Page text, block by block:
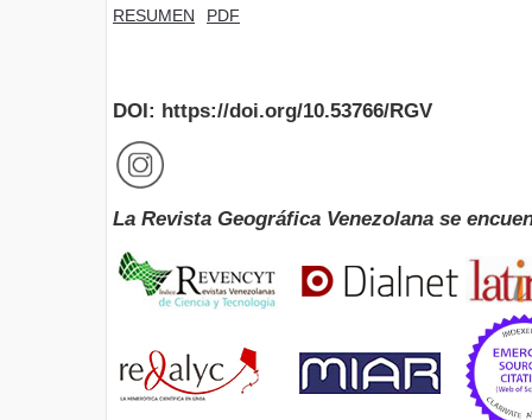
RESUMEN PDF
DOI: https://doi.org/10.53766/RGV
La Revista Geográfica Venezolana se